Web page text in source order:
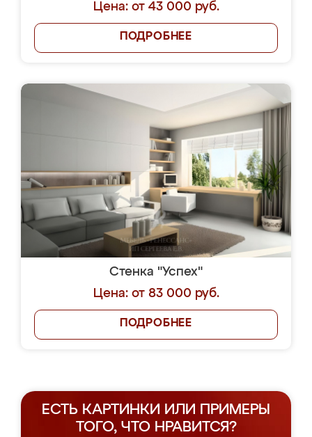
Цена: от 43 000 руб.
ПОДРОБНЕЕ
Стенка "Успех"
Цена: от 83 000 руб.
ПОДРОБНЕЕ
ЕСТЬ КАРТИНКИ ИЛИ ПРИМЕРЫ
ТОГО, ЧТО НРАВИТСЯ?